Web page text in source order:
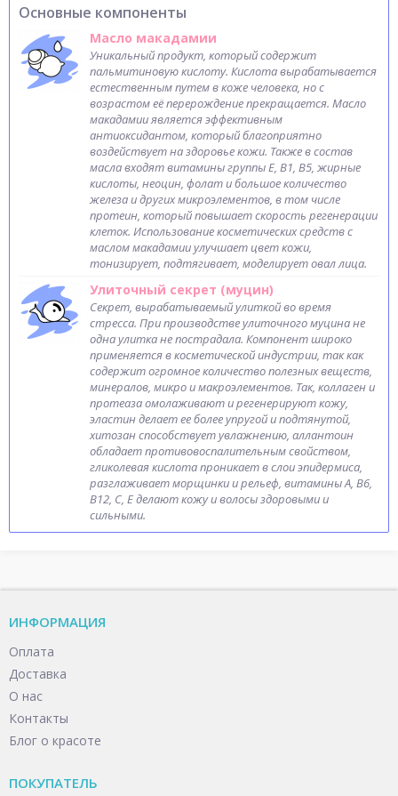
Основные компоненты
Масло макадамии
Уникальный продукт, который содержит
пальмитиновую кислоту. Кислота вырабатывается
естественным путем в коже человека, но с
возрастом её перерождение прекращается. Масло
макадамии является эффективным
антиоксидантом, который благоприятно
воздействует на здоровье кожи. Также в состав
масла входят витамины группы Е, В1, В5, жирные
кислоты, неоцин, фолат и большое количество
железа и других микроэлементов, в том числе
протеин, который повышает скорость регенерации
клеток. Использование косметических средств с
маслом макадамии улучшает цвет кожи,
тонизирует, подтягивает, моделирует овал лица.
Улиточный секрет (муцин)
Секрет, вырабатываемый улиткой во время
стресса. При производстве улиточного муцина не
одна улитка не пострадала. Компонент широко
применяется в косметической индустрии, так как
содержит огромное количество полезных веществ,
минералов, микро и макроэлементов. Так, коллаген и
протеаза омолаживают и регенерируют кожу,
эластин делает ее более упругой и подтянутой,
хитозан способствует увлажнению, аллантоин
обладает противовоспалительным свойством,
гликолевая кислота проникает в слои эпидермиса,
разглаживает морщинки и рельеф, витамины А, В6,
В12, С, Е делают кожу и волосы здоровыми и
сильными.
ИНФОРМАЦИЯ
Оплата
Доставка
О нас
Контакты
Блог о красоте
ПОКУПАТЕЛЬ